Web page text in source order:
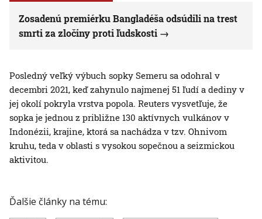
Zosadenú premiérku Bangladéša odsúdili na trest
smrti za zločiny proti ľudskosti
Posledný veľký výbuch sopky Semeru sa odohral v
decembri 2021, keď zahynulo najmenej 51 ľudí a dediny v
jej okolí pokryla vrstva popola. Reuters vysvetľuje, že
sopka je jednou z približne 130 aktívnych vulkánov v
Indonézii, krajine, ktorá sa nachádza v tzv. Ohnivom
kruhu, teda v oblasti s vysokou sopečnou a seizmickou
aktivitou.
Ďalšie články na tému: